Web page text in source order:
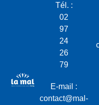
Tél. :
02
97
24
26
79
E-mail :
contact@mal-